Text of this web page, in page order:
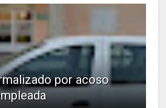
por acoso